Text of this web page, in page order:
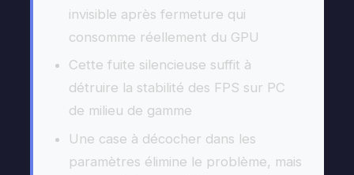
invisible après fermeture qui
consomme réellement du GPU
Cette fuite silencieuse suffit à
détruire la stabilité des FPS sur PC
de milieu de gamme
Une case à décocher dans les
paramètres élimine le problème, mais